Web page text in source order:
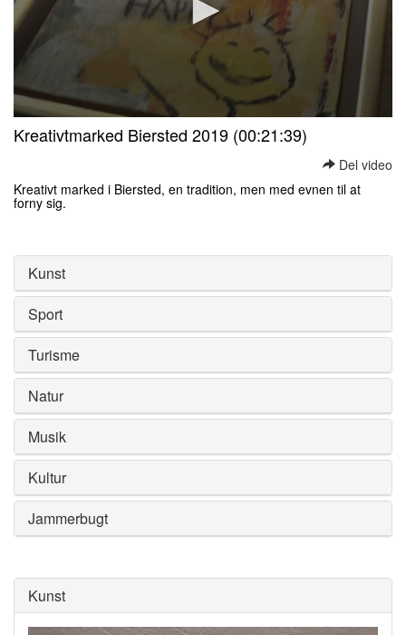
seconds
seconds
Kreativtmarked Biersted 2019 (00:21:39)
Del video
Kreativt marked i Biersted, en tradition, men med evnen til at
forny sig.
of
seconds
Kunst
Sport
Turisme
Natur
Musik
Kultur
Jammerbugt
Kunst